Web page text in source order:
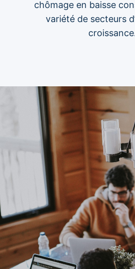
chômage en baisse
variété de secteurs